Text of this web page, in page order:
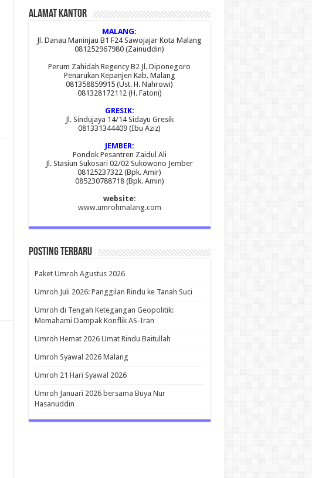
Alamat Kantor
MALANG:
Jl. Danau Maninjau B1 F24 Sawojajar Kota Malang
081252967980 (Zainuddin)
Perum Zahidah Regency B2 Jl. Diponegoro
Penarukan Kepanjen Kab. Malang
081358859915 (Ust. H. Nahrowi)
081328172112 (H. Fatoni)
GRESIK:
Jl. Sindujaya 14/14 Sidayu Gresik
081331344409 (Ibu Aziz)
JEMBER:
Pondok Pesantren Zaidul Ali
Jl. Stasiun Sukosari 02/02 Sukowono Jember
08125237322 (Bpk. Amir)
085230788718 (Bpk. Amin)
website:
www.umrohmalang.com
Posting Terbaru
Paket Umroh Agustus 2026
Umroh Juli 2026: Panggilan Rindu ke Tanah Suci
Umroh di Tengah Ketegangan Geopolitik:
Memahami Dampak Konflik AS-Iran
Umroh Hemat 2026 Umat Rindu Baitullah
Umroh Syawal 2026 Malang
Umroh 21 Hari Syawal 2026
Umroh Januari 2026 bersama Buya Nur
Hasanuddin